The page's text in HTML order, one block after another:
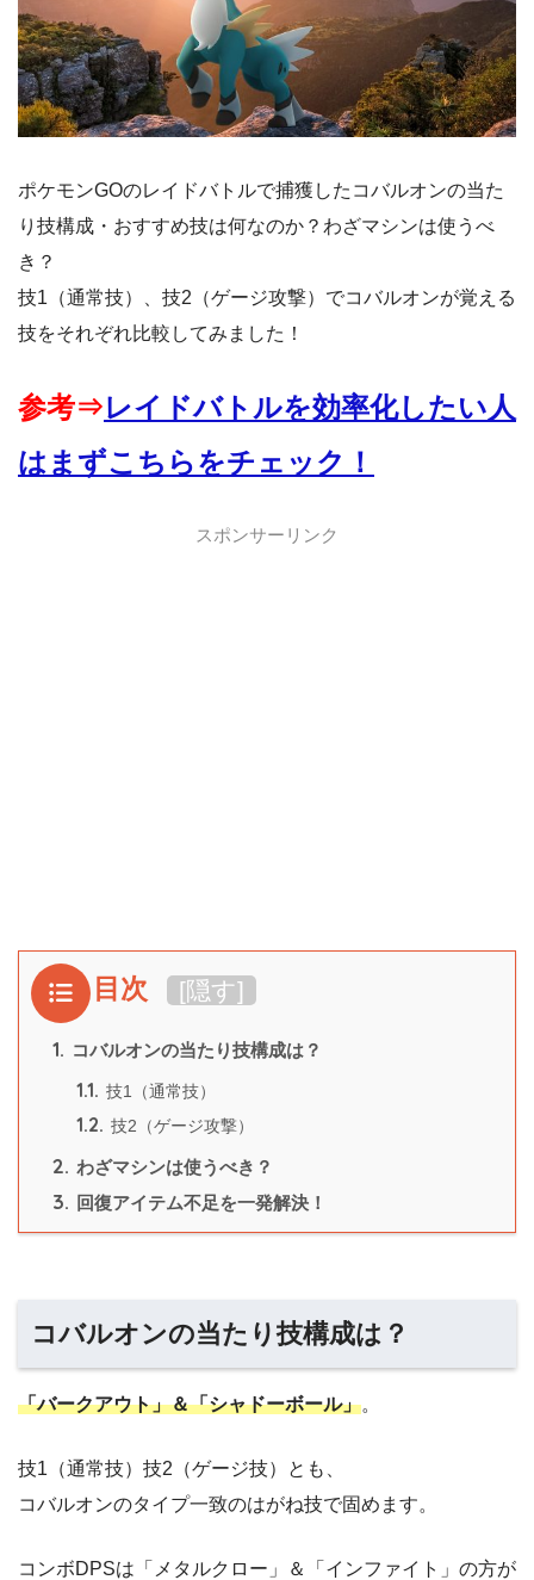
ポケモンGOのレイドバトルで捕獲したコバルオンの当た
り技構成・おすすめ技は何なのか？わざマシンは使うべ
き？
技1（通常技）、技2（ゲージ攻撃）でコバルオンが覚える
技をそれぞれ比較してみました！
参考⇒レイドバトルを効率化したい人
はまずこちらをチェック！
スポンサーリンク
目次 [隠す]
1. コバルオンの当たり技構成は？
1.1. 技1（通常技）
1.2. 技2（ゲージ攻撃）
2. わざマシンは使うべき？
3. 回復アイテム不足を一発解決！
コバルオンの当たり技構成は？
「バークアウト」＆「シャドーボール」。
技1（通常技）技2（ゲージ技）とも、
コバルオンのタイプ一致のはがね技で固めます。
コンボDPSは「メタルクロー」＆「インファイト」の方が